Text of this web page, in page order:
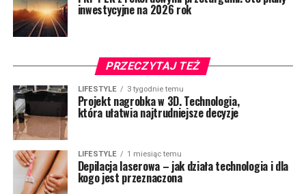
inwestycyjne na 2026 rok
PRZECZYTAJ TEŻ
LIFESTYLE 3 tygodnie temu
Projekt nagrobka w 3D. Technologia,
która ułatwia najtrudniejsze decyzje
LIFESTYLE 1 miesiąc temu
Depilacja laserowa – jak działa technologia i dla
kogo jest przeznaczona